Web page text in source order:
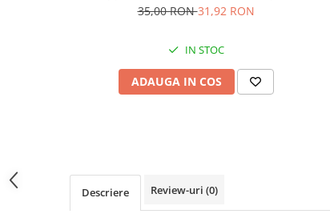
35,00 RON31,92 RON
IN STOC
ADAUGA IN COS
Descriere Review-uri (0)